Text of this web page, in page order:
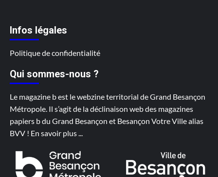
Infos légales
Politique de confidentialité
Qui sommes-nous ?
Le magazine b est le webzine territorial de Grand Besançon
Métropole. Il s’agit de la déclinaison web des magazines
papiers b du Grand Besançon et Besançon Votre Ville alias
BVV ! En savoir plus...